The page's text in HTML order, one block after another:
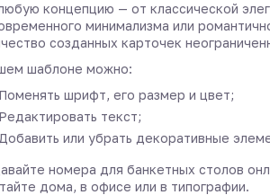
концепцию — от классической
минимализма или
созданных карточек
шаблоне можно:
Поменять шрифт, его размер и цвет;
Редактировать текст;
Добавить или убрать декоративные
номера для банкетных столов
дома, в офисе или в типографии.